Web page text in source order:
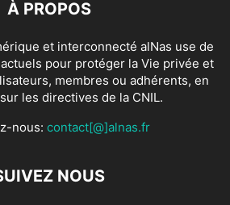
À PROPOS
et interconnecté alNas use de
pour protéger la Vie privée et
membres ou adhérents, en
sur les directives de la CNIL.
nous: contact[@]alnas.fr
NOUS